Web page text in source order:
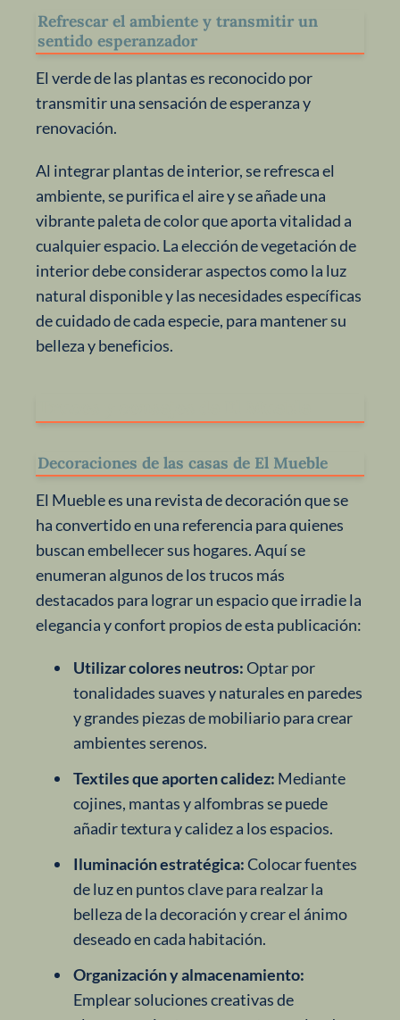
Refrescar el ambiente y transmitir un
sentido esperanzador
El verde de las plantas es reconocido por
transmitir una sensación de esperanza y
renovación.
Al integrar plantas de interior, se refresca el
ambiente, se purifica el aire y se añade una
vibrante paleta de color que aporta vitalidad a
cualquier espacio. La elección de vegetación de
interior debe considerar aspectos como la luz
natural disponible y las necesidades específicas
de cuidado de cada especie, para mantener su
belleza y beneficios.
Decoraciones de las casas de El Mueble
El Mueble es una revista de decoración que se
ha convertido en una referencia para quienes
buscan embellecer sus hogares. Aquí se
enumeran algunos de los trucos más
destacados para lograr un espacio que irradie la
elegancia y confort propios de esta publicación:
Utilizar colores neutros:Optar por
tonalidades suaves y naturales en paredes
y grandes piezas de mobiliario para crear
ambientes serenos.
Textiles que aporten calidez: Mediante
cojines, mantas y alfombras se puede
añadir textura y calidez a los espacios.
Iluminación estratégica:Colocar fuentes
de luz en puntos clave para realzar la
belleza de la decoración y crear el ánimo
deseado en cada habitación.
Organización y almacenamiento:
Emplear soluciones creativas de